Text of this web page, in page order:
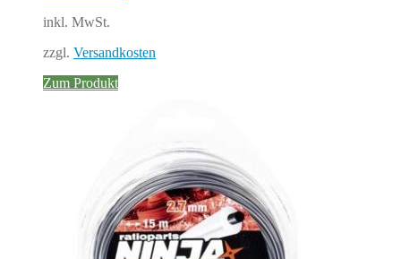
inkl. MwSt.
zzgl. Versandkosten
Zum Produkt